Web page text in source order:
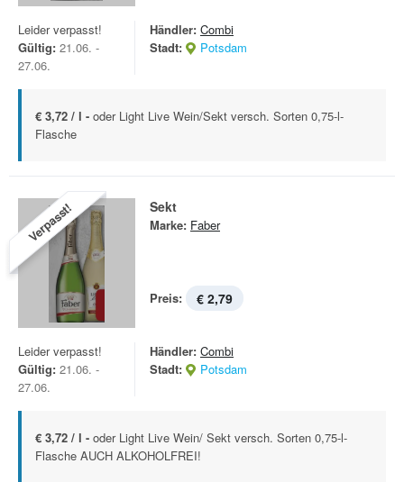
Leider verpasst!
Gültig: 21.06. -
27.06.
Händler: Combi
Stadt:
Potsdam
€ 3,72 / l - oder Light Live Wein/Sekt versch. Sorten 0,75-l-
Flasche
Verpasst! Sekt
Marke: Faber
Preis: € 2,79
Leider verpasst!
Gültig: 21.06. -
27.06.
Händler: Combi
Stadt:
Potsdam
€ 3,72 / l - oder Light Live Wein/ Sekt versch. Sorten 0,75-l-
Flasche AUCH ALKOHOLFREI!